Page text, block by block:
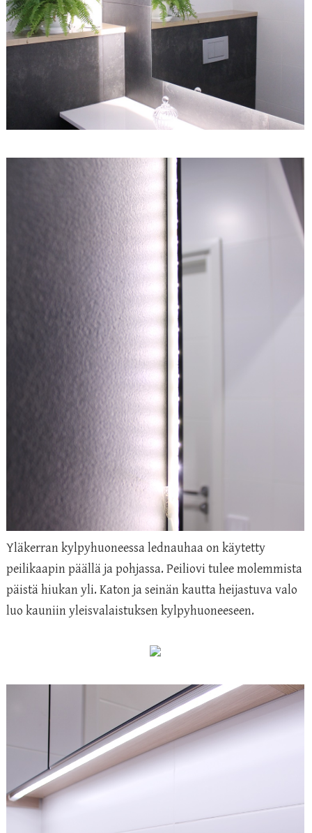
Yläkerran kylpyhuoneessa lednauhaa on käytetty
peilikaapin päällä ja pohjassa. Peiliovi tulee molemmista
päistä hiukan yli. Katon ja seinän kautta heijastuva valo
luo kauniin yleisvalaistuksen kylpyhuoneeseen.